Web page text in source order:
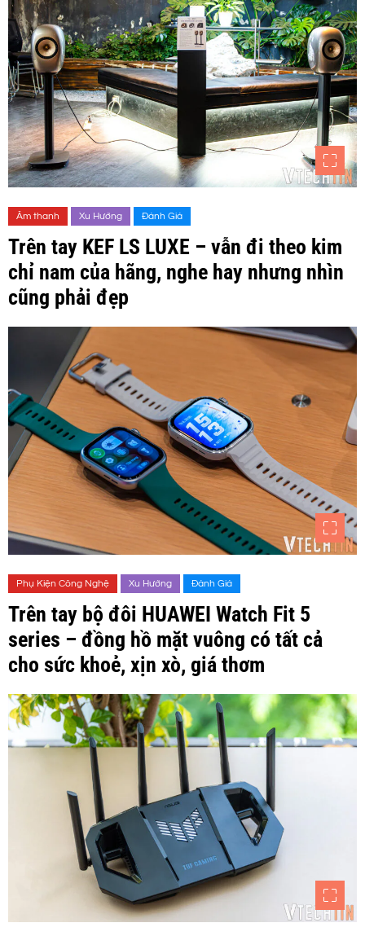
Âm thanh Xu Hướng Đánh Giá
Trên tay KEF LS LUXE – vẫn đi theo kim
chỉ nam của hãng, nghe hay nhưng nhìn
cũng phải đẹp
Phụ Kiện Công Nghệ Xu Hướng Đánh Giá
Trên tay bộ đôi HUAWEI Watch Fit 5
series – đồng hồ mặt vuông có tất cả
cho sức khoẻ, xịn xò, giá thơm